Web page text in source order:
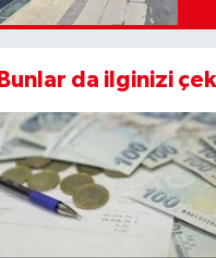
Bunlar da ilginizi